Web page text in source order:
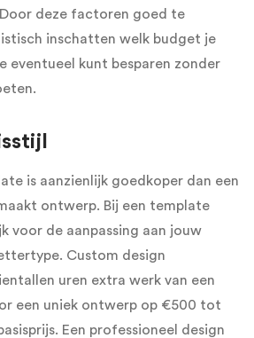
deze factoren goed te
inschatten welk budget je
eventueel kunt besparen zonder
is aanzienlijk goedkoper dan een
ontwerp. Bij een template
voor de aanpassing aan jouw
Custom design
uren extra werk van een
een uniek ontwerp op €500 tot
Een professioneel design